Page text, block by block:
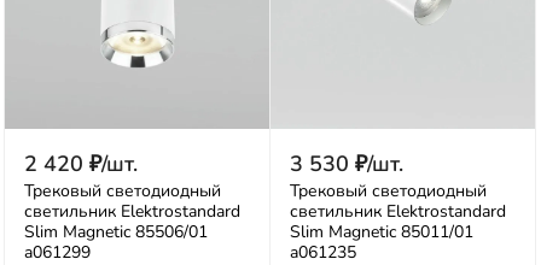
2 420 ₽/шт.
Трековый светодиодный
светильник Elektrostandard
Slim Magnetic 85506/01
a061299
3 530 ₽/шт.
Трековый светодиодный
светильник Elektrostandard
Slim Magnetic 85011/01
a061235